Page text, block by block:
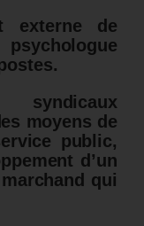
externe de
syndicaux
moyens de
public,
d’un
qui